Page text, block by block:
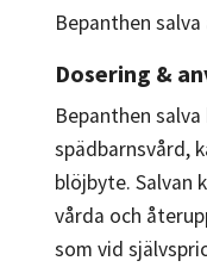
Bepanthen
Dosering &
Bepanthen
spädbarnsvård,
blöjbyte. Salvan
vårda och
som vid